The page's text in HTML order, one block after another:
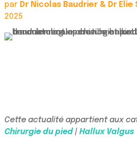
par Dr Nicolas Baudrier & Dr
2025
Cette actualité appartient aux
Chirurgie du pied| Hallux Valgus